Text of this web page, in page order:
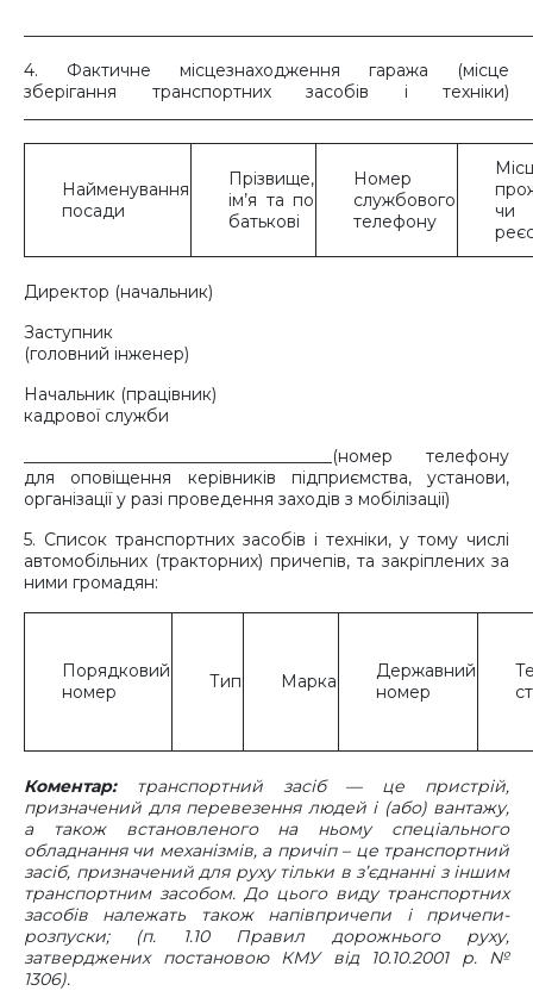
4. Фактичне місцезнаходження гаража (місце
зберігання транспортних засобів і техніки)
Найменування
посади
Прізвище,
ім’я та по
батькові
Номер
службового
телефону
чи
Директор (начальник)
Заступник
(головний інженер)
Начальник (працівник)
кадрової служби
_____________________________________(номер телефону
для оповіщення керівників підприємства, установи,
організації у разі проведення заходів з мобілізації)
5. Список транспортних засобів і техніки, у тому числі
автомобільних (тракторних) причепів, та закріплених за
ними громадян:
Порядковий
номер
Тип Марка
Державний
номер
Коментар: транспортний засіб — це пристрій,
призначений для перевезення людей і (або) вантажу,
а також встановленого на ньому спеціального
обладнання чи механізмів, а причіп – це транспортний
засіб, призначений для руху тільки в з’єднанні з іншим
транспортним засобом. До цього виду транспортних
засобів належать також напівпричепи і причепи-
розпуски; (п. 1.10 Правил дорожнього руху,
затверджених постановою КМУ від 10.10.2001 р. №
1306).